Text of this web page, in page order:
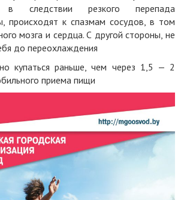
в следствии резкого перепада
происходят к спазмам сосудов, в том
мозга и сердца. С другой стороны, не
до переохлаждения
купаться раньше, чем через 1,5 — 2
приема пищи